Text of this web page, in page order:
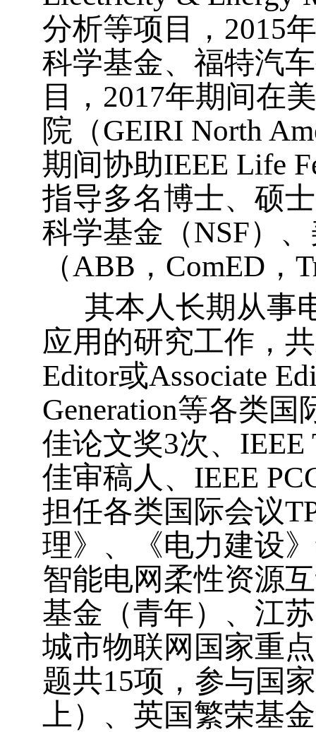
分析等项目， 2015
科学基金、福特汽
目， 2017年期间在
院（GEIRI North
期间协助IEEE Life
指导多名博士、硕
科学基金（NSF）
（ABB ， ComED ，
其本人长期从事
应用的研究工作，
Editor或Associate
Generation等各类国
佳论文奖3次、 IEEE
佳审稿人、 IEEE
担任各类国际会议
理》、《电力建设
智能电网柔性资源
基金（青年）、江
城市物联网国家重
题共15项，参与国
上）、英国繁荣基